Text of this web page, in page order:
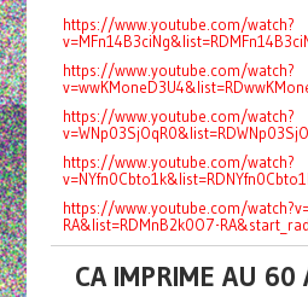
https://www.youtube.com/watch?
https://www.youtube.com/watch?
https://www.youtube.com/watch?
https://www.youtube.com/watch?
https://www.youtube.com/
RA&list=RDMnB2k0O7-
CA IMPRIME AU 60